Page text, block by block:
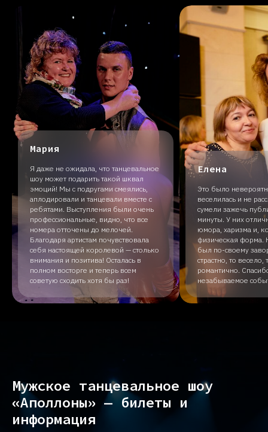
Мария
Я даже не ожидала, что танцевальное
шоу может подарить такой шквал
эмоций! Мы с подругами смеялись,
аплодировали и танцевали вместе с
ребятами. Выступления были очень
профессиональные, видно, что все
номера отточены до мелочей.
Благодаря артистам почувствовала
себя настоящей королевой — столько
внимания и позитива! Осталась в
полном восторге и теперь всем
советую сходить хотя бы раз!
Елена
Это было
веселилась и не
сумели зажечь
минуты. У них
юмора, харизма и,
физическая
был по-своему
страстно, то весело,
романтично.
незабываемое
Мужское танцевальное шоу
«Аполлоны» — билеты и
информация